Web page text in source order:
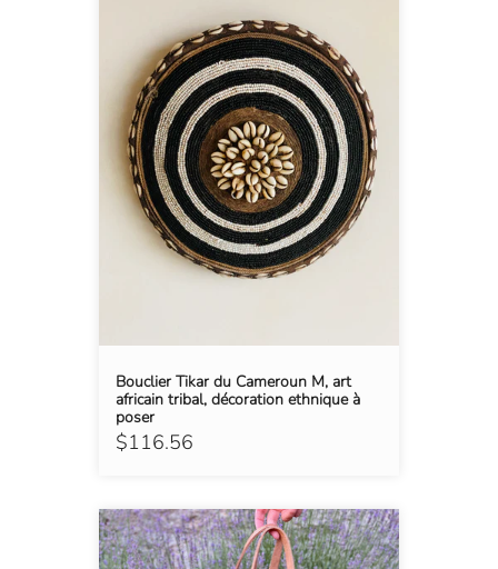
$116.56
Bouclier Tikar du Cameroun M, art
africain tribal, décoration ethnique à
poser